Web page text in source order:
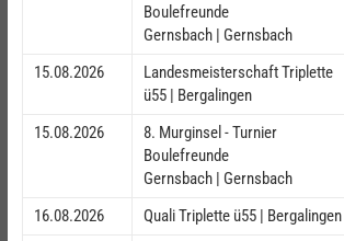
Boulefreunde
Gernsbach | Gernsbach
15.08.2026
Landesmeisterschaft Triplette
ü55 | Bergalingen
15.08.2026
8. Murginsel - Turnier
Boulefreunde
Gernsbach | Gernsbach
16.08.2026
Quali Triplette ü55 | Bergalingen